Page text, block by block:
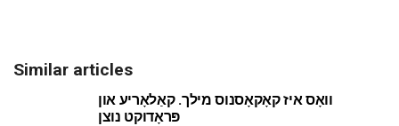
Similar articles
וואָס איז קאָקאָסנוס מילך. קאַלאָריע און
פּראָדוקט נוצן